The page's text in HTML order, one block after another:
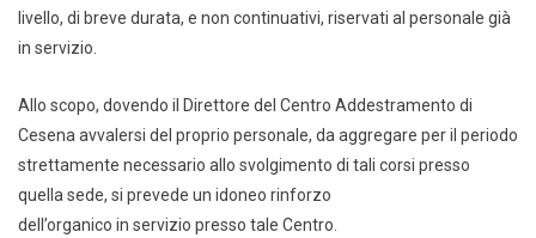
livello, di breve durata, e non continuativi, riservati al personale già
in servizio.
Allo scopo, dovendo il Direttore del Centro Addestramento di
Cesena avvalersi del proprio personale, da aggregare per il periodo
strettamente necessario allo svolgimento di tali corsi presso
quella sede, si prevede un idoneo rinforzo
dell’organico in servizio presso tale Centro.